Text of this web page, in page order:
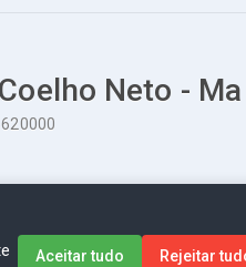
Neto - Ma
Aceitar tudo Rejeitar